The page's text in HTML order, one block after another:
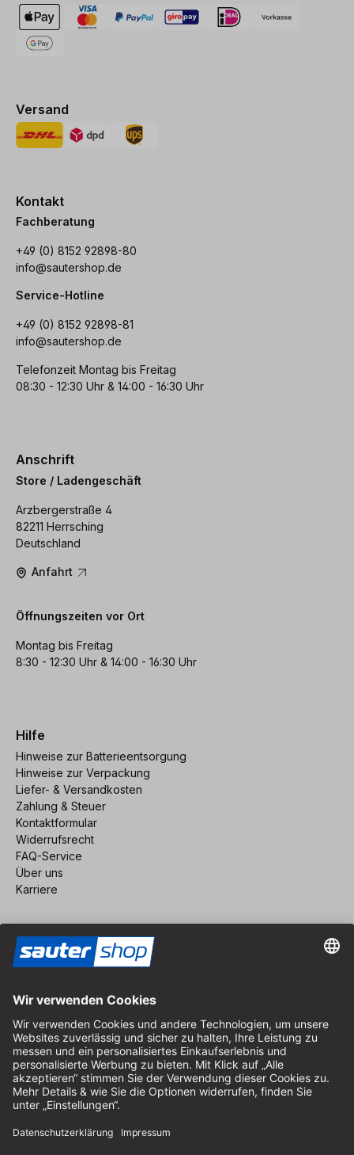
Versand
Kontakt
Fachberatung
+49 (0) 8152 92898-80
info@sautershop.de
Service-Hotline
+49 (0) 8152 92898-81
info@sautershop.de
Telefonzeit Montag bis Freitag
08:30 - 12:30 Uhr & 14:00 - 16:30 Uhr
Anschrift
Store / Ladengeschäft
Arzbergerstraße 4
82211 Herrsching
Deutschland
Anfahrt
Öffnungszeiten vor Ort
Montag bis Freitag
8:30 - 12:30 Uhr & 14:00 - 16:30 Uhr
Hilfe
Hinweise zur Batterieentsorgung
Hinweise zur Verpackung
Liefer- & Versandkosten
Zahlung & Steuer
Kontaktformular
Widerrufsrecht
FAQ-Service
Über uns
Karriere
Impressum
AGB
Datenschutz
Cookie-Einstellungen
© 2026 sauter GmbH